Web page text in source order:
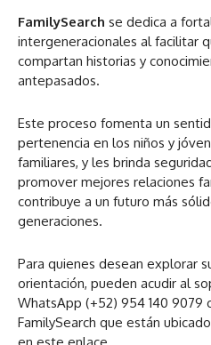
FamilySearch se dedica a
intergeneracionales al facilitar
compartan historias y
antepasados.
Este proceso fomenta un
pertenencia en los niños y
familiares, y les brinda
promover mejores relaciones
contribuye a un futuro más
generaciones.
Para quienes desean explorar
orientación, pueden acudir al
WhatsApp (+52) 954 140 9079
FamilySearch que están